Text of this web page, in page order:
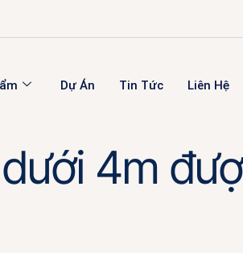
Dự Án Tin Tức Liên Hệ
4m